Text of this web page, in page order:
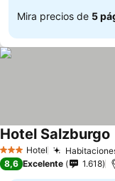
Mira precios de 5
3 Estrellas
Hotel
Hotel Salzburgo
8,6 Excelente 1.618